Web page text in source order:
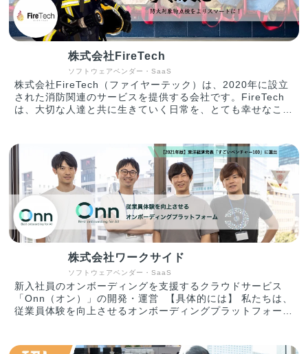
SaaS型アプリマーケティングプラットフォーム
「MGRe（メグリ）」 MGReはアプリ開発から運用、分析
までワンストップで支援するアプリプラットフォームです。
アパレル企業への豊富な導入実績をもとに、リテール企業に
特化した機能を揃えています。 「すべてのデータをよろこ
びの体験に」をビジョンに掲げ、アプリ上で取得したデータ
を販促施策にご活用いただけるプラットフォームを目指して
います。 【主要取引先】 パタゴニア日本支社 / 株式会社バ
ロックジャパンリミテッド / 株式会社ダイエー / 株式会社オ
ンワードホールディングス /Foot Locker atmos Japan合同
会社バーニーズ ジャパン / 株式会社ゴールドウイン など
※メグリ株式会社は、2022年7月1日に株式会社ランチェス
ターから社名変更しております。
https://www.lanches.co.jp/news/13719
株式会社FireTech
ソフトウェアベンダー・SaaS
株式会社FireTech（ファイヤーテック）は、2020年に設立
された消防関連のサービスを提供する会社です。FireTech
は、大切な人達と共に生きていく日常を、とても幸せなこと
しています。 【主力サービス】 ■防点丸 防点丸を使うと、
防火対象物点検を行う際に必要な報告書を、iPhone,iPadか
ら簡単に作成できるようになります。また、入力した情報は
クラウドで保存され、いつでも入力作業、確認作業を行うこ
とができます。
株式会社ワークサイド
ソフトウェアベンダー・SaaS
新入社員のオンボーディングを支援するクラウドサービス
「Onn（オン）」の開発・運営 【具体的には】 私たちは、
従業員体験を向上させるオンボーディングプラットフォーム
をより良いものにするための仕掛けや仕組みを作っていきま